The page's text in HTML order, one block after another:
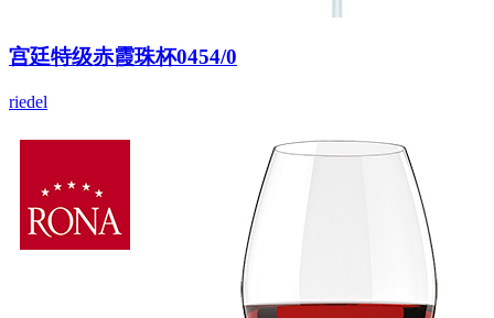
宫廷特级赤霞珠杯0454/0
riedel